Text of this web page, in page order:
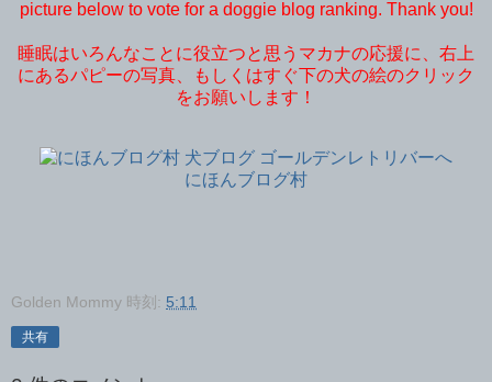
picture below to vote for a doggie blog ranking. Thank you!
睡眠はいろんなことに役立つと思うマカナの応援に、右上
にあるパピーの写真、もしくはすぐ下の犬の絵のクリック
をお願いします！
にほんブログ村
Golden Mommy 時刻: 5:11
共有